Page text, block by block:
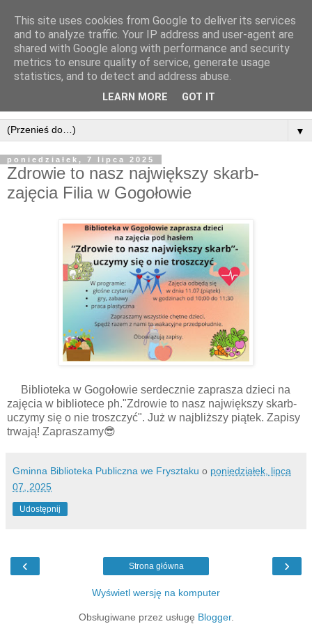
▼
poniedziałek, 7 lipca 2025
Zdrowie to nasz największy skarb-
zajęcia Filia w Gogołowie
Biblioteka w Gogołowie serdecznie zaprasza dzieci na
zajęcia w bibliotece ph."Zdrowie to nasz największy skarb-
uczymy się o nie troszczyć". Już w najbliższy piątek. Zapisy
trwają! Zapraszamy😎
Gminna Biblioteka Publiczna we Frysztaku o poniedziałek, lipca
07, 2025
Udostępnij
‹ ›
Strona główna
Wyświetl wersję na komputer
Obsługiwane przez usługę Blogger.
This site uses cookies from Google to deliver its services
and to analyze traffic. Your IP address and user-agent are
shared with Google along with performance and security
metrics to ensure quality of service, generate usage
statistics, and to detect and address abuse.
LEARN MORE GOT IT